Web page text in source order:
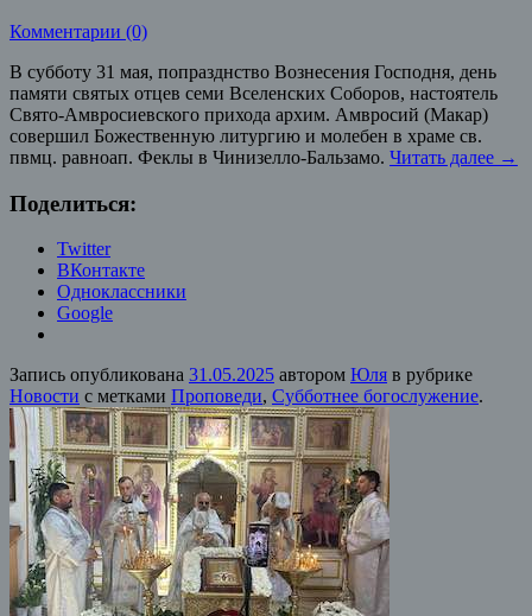
Комментарии (0)
В субботу 31 мая, попразднство Вознесения Господня, день
памяти святых отцев семи Вселенских Соборов, настоятель
Свято-Амвросиевского прихода архим. Амвросий (Макар)
совершил Божественную литургию и молебен в храме св.
пвмц. равноап. Феклы в Чинизелло-Бальзамо. Читать далее →
Поделиться:
Twitter
ВКонтакте
Одноклассники
Google
Запись опубликована 31.05.2025 автором Юля в рубрике
Новости с метками Проповеди, Субботнее богослужение.